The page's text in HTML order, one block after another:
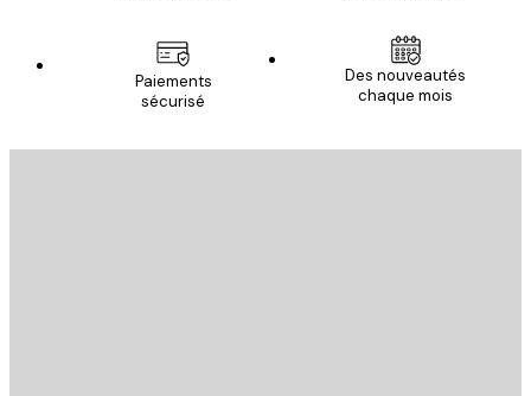
S'INSCRIRE
Paiements
sécurisé
Des nouveautés
chaque mois